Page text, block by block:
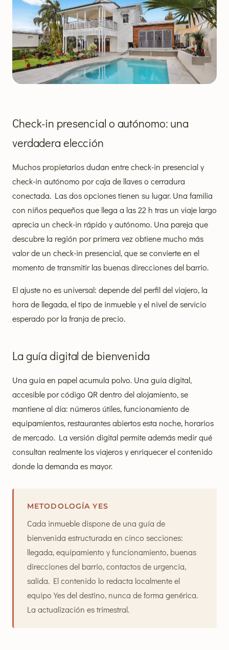
Check-in presencial o autónomo: una
verdadera elección
Muchos propietarios dudan entre check-in presencial y
check-in autónomo por caja de llaves o cerradura
conectada. Las dos opciones tienen su lugar. Una familia
con niños pequeños que llega a las 22 h tras un viaje largo
aprecia un check-in rápido y autónomo. Una pareja que
descubre la región por primera vez obtiene mucho más
valor de un check-in presencial, que se convierte en el
momento de transmitir las buenas direcciones del barrio.
El ajuste no es universal: depende del perfil del viajero, la
hora de llegada, el tipo de inmueble y el nivel de servicio
esperado por la franja de precio.
La guía digital de bienvenida
Una guía en papel acumula polvo. Una guía digital,
accesible por código QR dentro del alojamiento, se
mantiene al día: números útiles, funcionamiento de
equipamientos, restaurantes abiertos esta noche, horarios
de mercado. La versión digital permite además medir qué
consultan realmente los viajeros y enriquecer el contenido
donde la demanda es mayor.
METODOLOGÍA YES
Cada inmueble dispone de una guía de
bienvenida estructurada en cinco secciones:
llegada, equipamiento y funcionamiento, buenas
direcciones del barrio, contactos de urgencia,
salida. El contenido lo redacta localmente el
equipo Yes del destino, nunca de forma genérica.
La actualización es trimestral.